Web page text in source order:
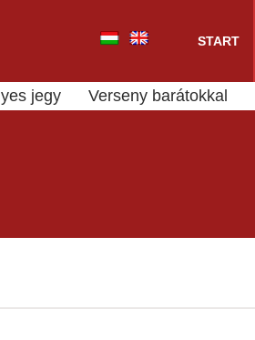
START
jegy Verseny barátokkal